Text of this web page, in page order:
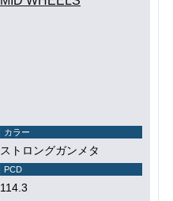
カラー
ストロングガンメタ
PCD
114.3